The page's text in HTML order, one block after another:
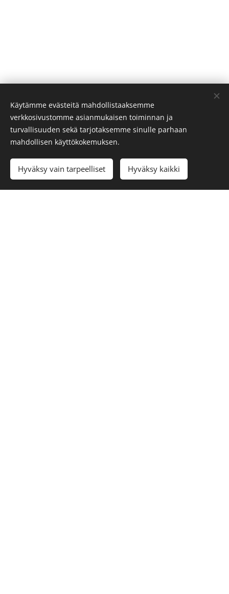
Käytämme evästeitä mahdollistaaksemme
verkkosivustomme asianmukaisen toiminnan ja
turvallisuuden sekä tarjotaksemme sinulle parhaan
mahdollisen käyttökokemuksen.
Hyväksy vain tarpeelliset Hyväksy kaikki